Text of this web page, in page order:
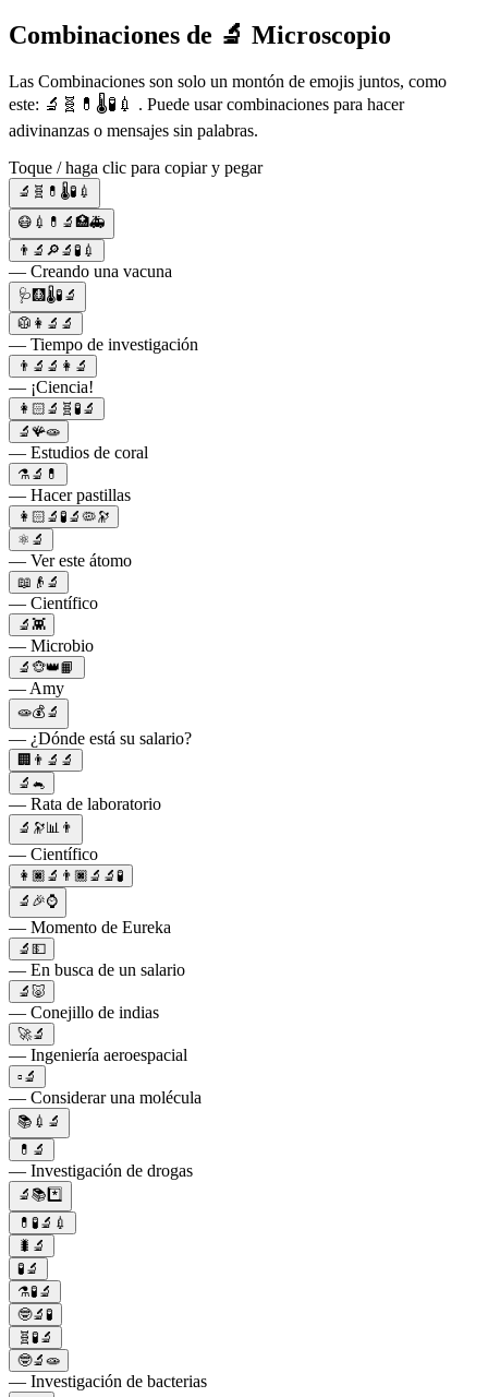
Combinaciones de 🔬 Microscopio
Las Combinaciones son solo un montón de emojis juntos, como
este: 🔬🧬💊🌡🧪💉 . Puede usar combinaciones para hacer
adivinanzas o mensajes sin palabras.
Toque / haga clic para copiar y pegar
🔬🧬💊🌡🧪💉
😷💉💊🔬🏥🚑
👨‍🔬🔎🔬🧪💉
— Creando una vacuna
🩺🩻🌡🧪🔬
🥼👩‍🔬🔬
— Tiempo de investigación
👨‍🔬🔬👩‍🔬
— ¡Ciencia!
👩🏻‍🔬🧬🧪🔬
🔬🪸🧫
— Estudios de coral
⚗️🔬💊
— Hacer pastillas
👩🏻‍🔬🧪🔬🦠🔭
⚛️🔬
— Ver este átomo
📖👴🔬
— Científico
🔬👾
— Microbio
🔬🐵👑📙
— Amy
🧫💰🔬
— ¿Dónde está su salario?
🏢👨‍🔬🔬
🔬🐁
— Rata de laboratorio
🔬🔭📊👨
— Científico
👩🏿‍🔬👨🏿‍🔬🔬🧪
🔬🎉⌚
— Momento de Eureka
🔬💵
— En busca de un salario
🔬🐷
— Conejillo de indias
🚀🔬
— Ingeniería aeroespacial
▫🔬
— Considerar una molécula
📚💉🔬
💊🔬
— Investigación de drogas
🔬📚*️⃣
💊🧪🔬💉
🐛🔬
🧪🔬
⚗️🧪🔬
🤓🔬🧪
🧬🧪🔬
🤓🔬🧫
— Investigación de bacterias